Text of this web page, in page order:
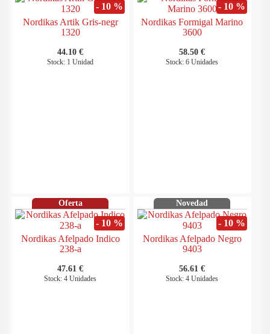
- 10 %
Nordikas Artik Gris-negr
1320
44.10 €
Stock: 1 Unidad
- 10 %
Nordikas Formigal Marino
3600
58.50 €
Stock: 6 Unidades
Oferta
- 10 %
Nordikas Afelpado Indico
238-a
47.61 €
Stock: 4 Unidades
Novedad
- 10 %
Nordikas Afelpado Negro
9403
56.61 €
Stock: 4 Unidades